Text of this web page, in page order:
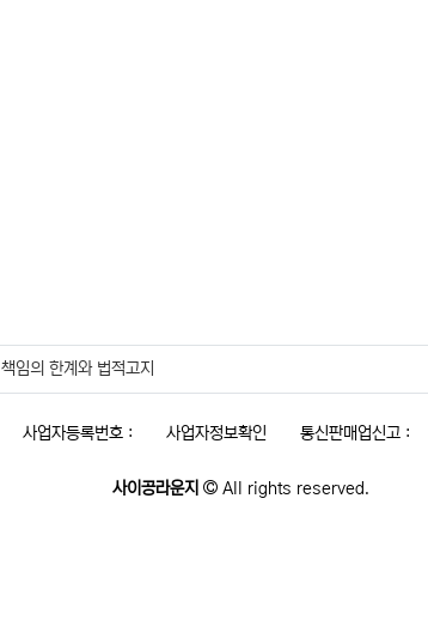
책임의 한계와 법적고지
사업자등록번호 : 사업자정보확인 통신판매업신고 :
사이공라운지 All rights reserved.